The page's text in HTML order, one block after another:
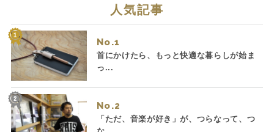
人気記事
No.
首にかけたら、もっと快適な暮らしが始ま
っ...
No.
「ただ、音楽が好き」が、つらなって、つ